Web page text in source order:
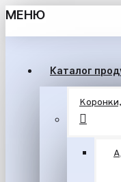
МЕНЮ
Каталог